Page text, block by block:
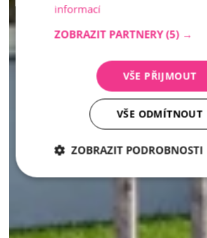
informací
ZOBRAZIT PARTNERY (5) →
VŠE PŘIJMOUT
VŠE ODMÍTNOUT
ZOBRAZIT PODROBNOSTI
Nezbytně
Analytika